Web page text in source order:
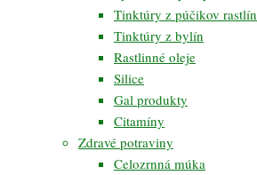
Tinktúry z púčikov rastlín
Tinktúry z bylín
Rastlinné oleje
Silice
Gal produkty
Citamíny
Zdravé potraviny
Celozrnná múka